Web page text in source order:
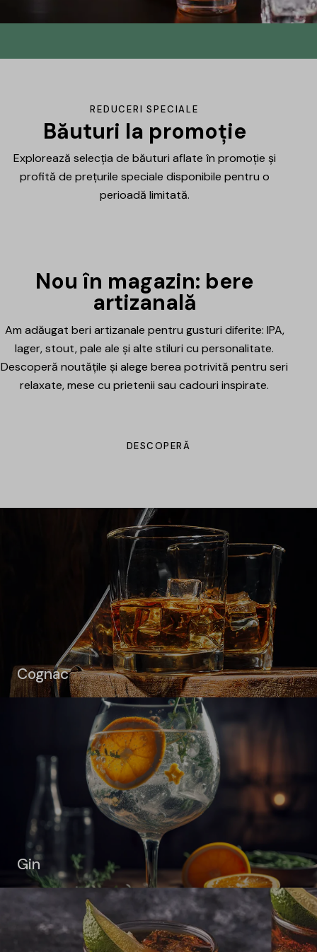
DrinksHub
mulțumire ți-am pregătit un mic cadou.
Află mai multe
REDUCERI SPECIALE
Băuturi la promoție
Explorează selecția de băuturi aflate în promoție și
profită de prețurile speciale disponibile pentru o
perioadă limitată.
Nou în magazin: bere
artizanală
Am adăugat beri artizanale pentru gusturi diferite: IPA,
lager, stout, pale ale și alte stiluri cu personalitate.
Descoperă noutățile și alege berea potrivită pentru seri
relaxate, mese cu prietenii sau cadouri inspirate.
DESCOPERĂ
Cognac
Gin